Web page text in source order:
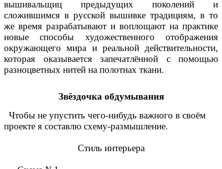
вышивальщиц предыдущих поколений и
сложившимся в русской вышивке традициям, в то
же время разрабатывают и воплощают на практике
новые способы художественного отображения
окружающего мира и реальной действительности,
которая оказывается запечатлённой с помощью
разноцветных нитей на полотнах ткани.
Звёздочка обдумывания
Чтобы не упустить чего-нибудь важного в своём
проекте я составлю схему-размышление.
Стиль интерьера